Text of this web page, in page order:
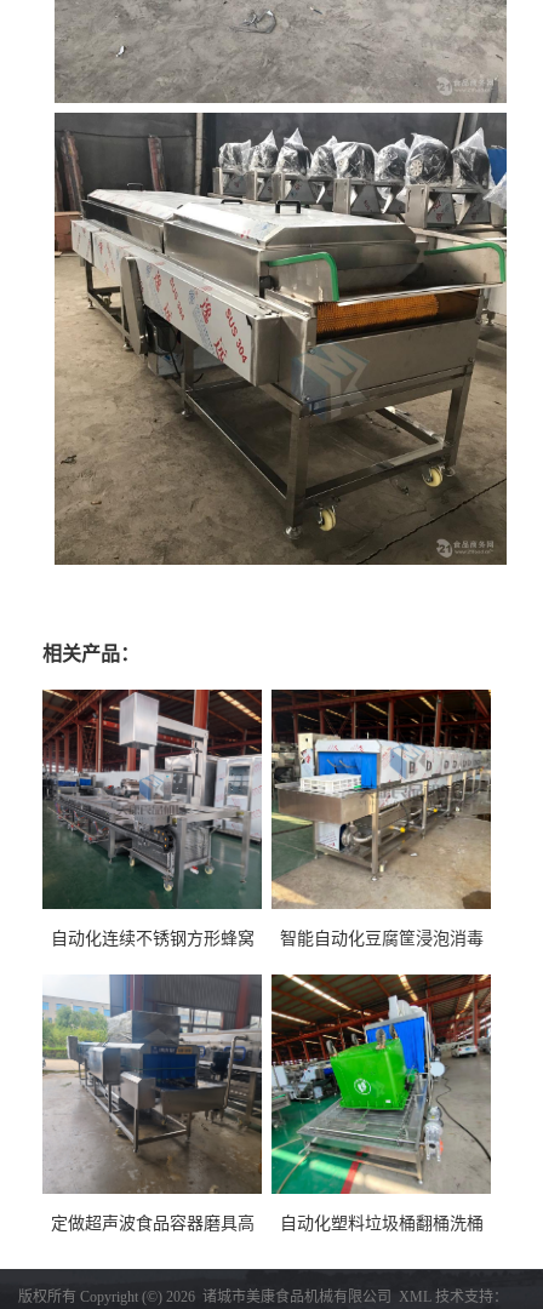
相关产品：
自动化连续不锈钢方形蜂窝
蒸煮设备
智能自动化豆腐筐浸泡消毒
刷洗设备
定做超声波食品容器磨具高
自动化塑料垃圾桶翻桶洗桶
版权所有 Copyright (©) 2026 诸城市美康食品机械有限公司 XML 技术支持：